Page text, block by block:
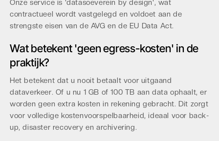
Onze service is 'datasoeverein by design', wat
contractueel wordt vastgelegd en voldoet aan de
strengste eisen van de AVG en de EU Data Act.
Wat betekent 'geen egress-kosten' in de
praktijk?
Het betekent dat u nooit betaalt voor uitgaand
dataverkeer. Of u nu 1 GB of 100 TB aan data ophaalt, er
worden geen extra kosten in rekening gebracht. Dit zorgt
voor volledige kostenvoorspelbaarheid, ideaal voor back-
up, disaster recovery en archivering.